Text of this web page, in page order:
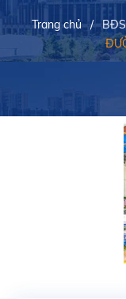
Trang chủ /